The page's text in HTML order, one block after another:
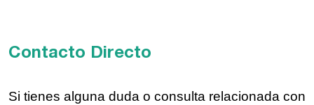
Contacto Directo
Si tienes alguna duda o consulta relacionada con